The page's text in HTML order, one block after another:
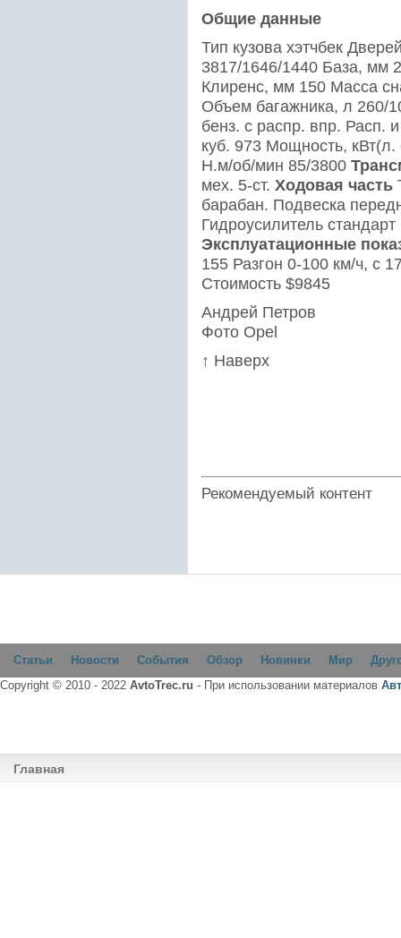
Общие данные
Тип кузова хэтчбек
3817/1646/1440 База, мм
Клиренс, мм 150 Масса
Объем багажника, л 260/
бенз. с распр. впр. Расп.
куб. 973 Мощность,
Н.м/об/мин 85/3800
мех. 5-ст. Ходовая часть
барабан. Подвеска
Гидроусилитель
Эксплуатационные
155 Разгон 0-100 км/ч, с
Стоимость $9845
Андрей Петров
Фото Opel
↑ Наверх
Рекомендуемый контент
Статьи Новости События Обзор Новинки Мир
Copyright © 2010 - 2022 AvtoTrec.ru - При использовании материалов
Главная